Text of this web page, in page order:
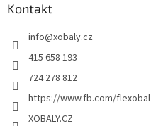
Kontakt
info@xobaly.cz
415 658 193
724 278 812
https://www.fb.com/flexobal
XOBALY.CZ